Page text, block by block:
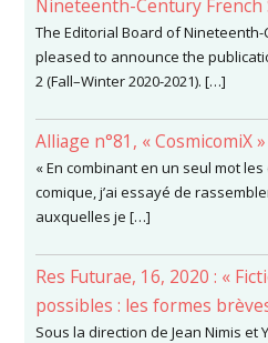
Nineteenth-Century French
The Editorial Board of
pleased to announce the
2 (Fall–Winter 2020-2021). […]
Alliage n°81, « CosmicomiX »
« En combinant en un seul mot
comique, j’ai essayé de
auxquelles je […]
Res Futurae, 16, 2020 : «
possibles : les formes
Sous la direction de Jean Nimis et